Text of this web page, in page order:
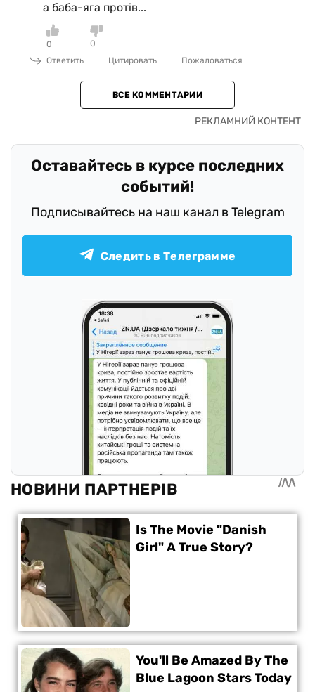
а баба-яга протів...
0
0
Ответить
Цитировать Пожаловаться
ВСЕ КОММЕНТАРИИ
Оставайтесь в курсе последних
событий!
Подписывайтесь на наш канал в Telegram
Следить в Телеграмме